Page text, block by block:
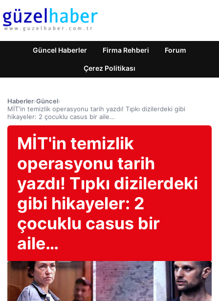
Güncel Haberler Firma Rehberi Forum
Çerez Politikası
Haberler›Güncel›
MİT'in temizlik operasyonu tarih yazdı! Tıpkı dizilerdeki gibi
hikayeler: 2 çocuklu casus bir aile…
MİT'in temizlik
operasyonu tarih
yazdı! Tıpkı dizilerdeki
gibi hikayeler: 2
çocuklu casus bir
aile…